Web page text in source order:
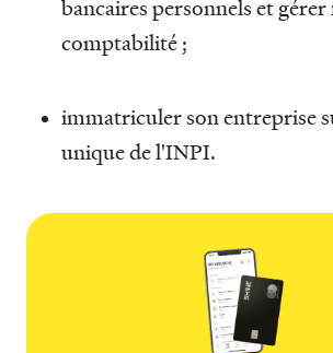
bancaires personnels et
comptabilité ;
immatriculer son entreprise
unique de l'INPI.